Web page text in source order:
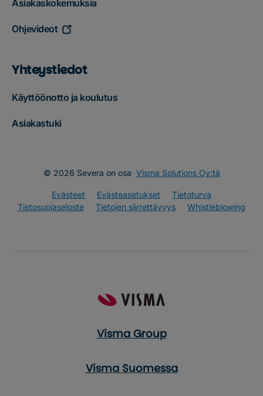
Asiakaskokemuksia
Ohjevideot
Yhteystiedot
Käyttöönotto ja koulutus
Asiakastuki
© 2026 Severa on osa Visma Solutions Oy:tä
Evästeet Evästeasetukset
Tietoturva
Tietosuojaseloste
Tietojen siirrettävyys Whistleblowing
Visma Group
Visma Suomessa